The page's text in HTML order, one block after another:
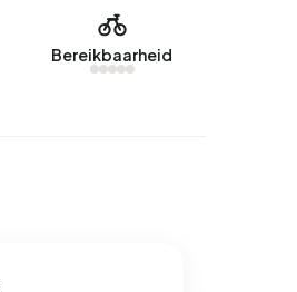
Bereikbaarheid